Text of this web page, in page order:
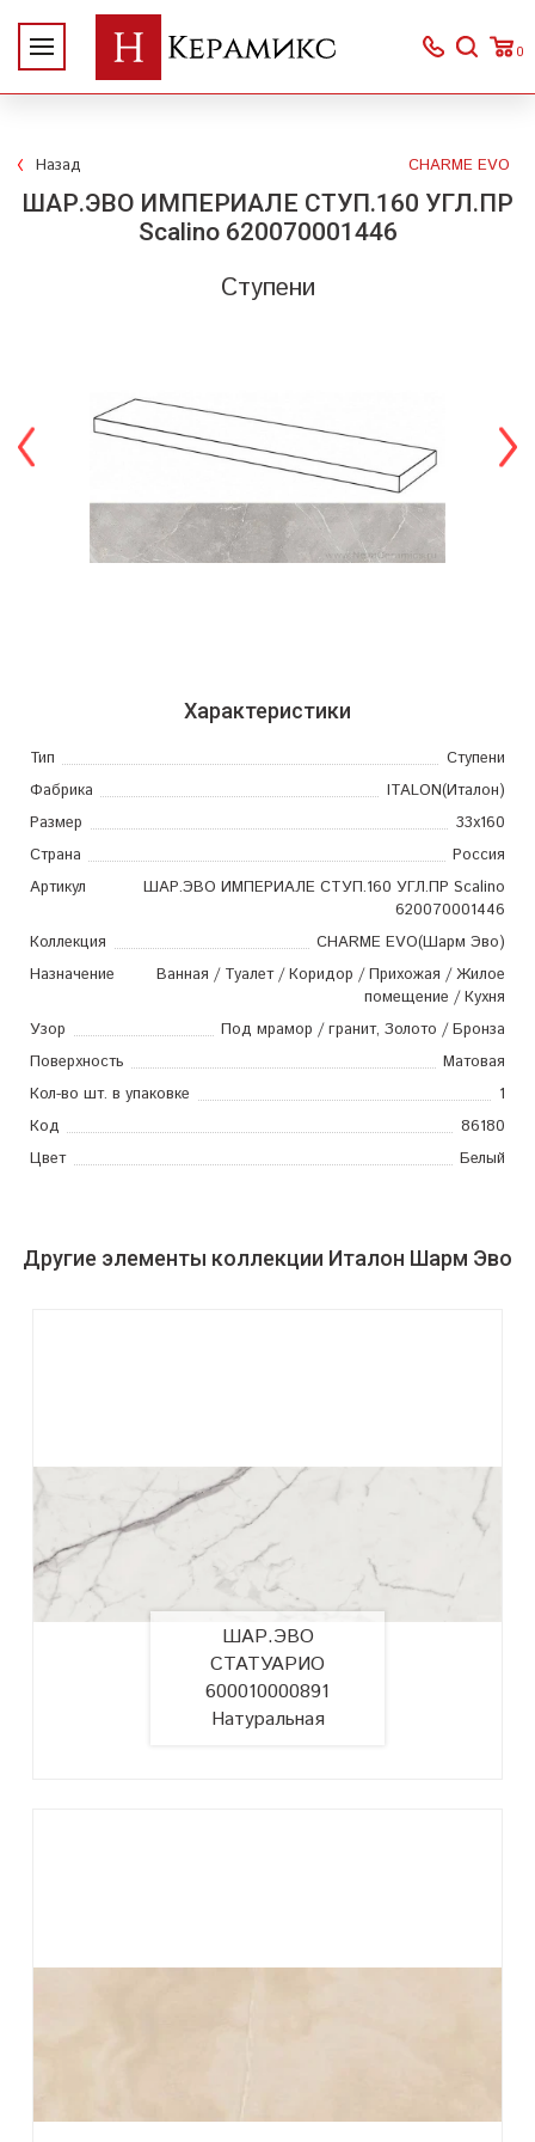
0
Назад CHARME EVO
ШАР.ЭВО ИМПЕРИАЛЕ СТУП.160 УГЛ.ПР
Scalino 620070001446
Ступени
Характеристики
Тип
Ступени
Фабрика
ITALON(Италон)
Размер
33x160
Страна
Россия
Артикул
ШАР.ЭВО ИМПЕРИАЛЕ СТУП.160 УГЛ.ПР Scalino
620070001446
Коллекция
CHARME EVO(Шарм Эво)
Назначение
Ванная / Туалет / Коридор / Прихожая / Жилое
помещение / Кухня
Узор
Под мрамор / гранит, Золото / Бронза
Поверхность
Матовая
Кол-во шт. в упаковке
1
Код
86180
Цвет
Белый
Другие элементы коллекции Италон Шарм Эво
ШАР.ЭВО
СТАТУАРИО
600010000891
Натуральная